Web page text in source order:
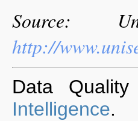
Source:
http://
Data
Intelligence.